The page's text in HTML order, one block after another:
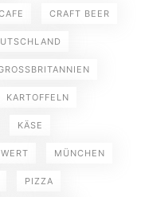
CRAFT BEER
KARTOFFELN
KÄSE
MÜNCHEN
PIZZA